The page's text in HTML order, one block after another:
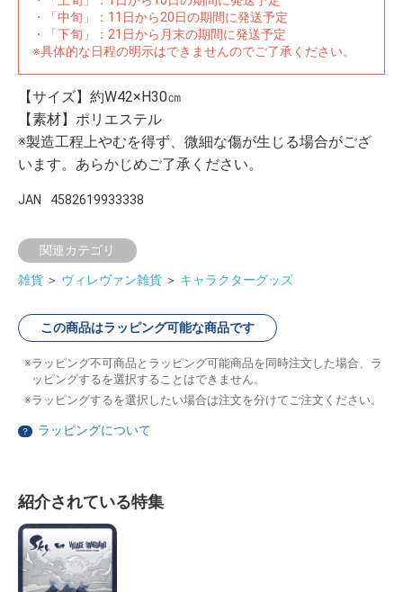
・「中旬」：11日から20日の期間に発送予定
・「下旬」：21日から月末の期間に発送予定
※具体的な日程の明示はできませんのでご了承ください。
【サイズ】約W42×H30㎝
【素材】ポリエステル
※製造工程上やむを得ず、微細な傷が生じる場合がござ
います。あらかじめご了承ください。
JAN 4582619933338
関連カテゴリ
雑貨 ＞ ヴィレヴァン雑貨 ＞ キャラクターグッズ
この商品はラッピング可能な商品です
ラッピング不可商品とラッピング可能商品を同時注文した場合、ラ
ッピングするを選択することはできません。
ラッピングするを選択したい場合は注文を分けてご注文ください。
？ ラッピングについて
紹介されている特集